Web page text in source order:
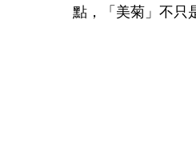
點，「美菊」不只